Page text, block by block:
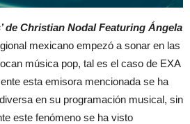
de Christian Nodal Featuring Ángela
mexicano empezó a sonar en las
música pop, tal es el caso de EXA
esta emisora mencionada se ha
en su programación musical, sin
este fenómeno se ha visto